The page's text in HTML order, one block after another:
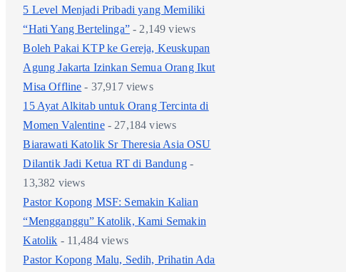
5 Level Menjadi Pribadi yang Memiliki
“Hati Yang Bertelinga”- 2,149 views
Boleh Pakai KTP ke Gereja, Keuskupan
Agung Jakarta Izinkan Semua Orang Ikut
Misa Offline - 37,917 views
15 Ayat Alkitab untuk Orang Tercinta di
Momen Valentine- 27,184 views
Biarawati Katolik Sr Theresia Asia OSU
Dilantik Jadi Ketua RT di Bandung-
13,382 views
Pastor Kopong MSF: Semakin Kalian
“Mengganggu” Katolik, Kami Semakin
Katolik - 11,484 views
Pastor Kopong Malu, Sedih, Prihatin Ada